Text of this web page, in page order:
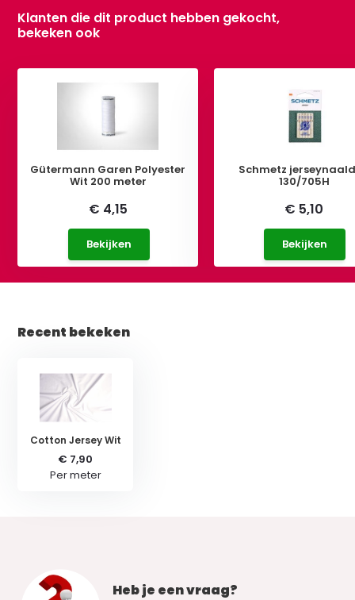
Klanten die dit product hebben gekocht,
bekeken ook
Gütermann Garen Polyester
Wit 200 meter
€ 4,15
Bekijken
Schmetz
130/705H
€ 5,10
Bekijken
Recent bekeken
Cotton Jersey Wit
€ 7,90
Per meter
Heb je een vraag?